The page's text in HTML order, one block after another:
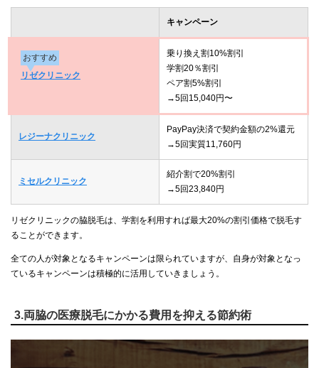
キャンペーン
おすすめ
リゼクリニック
乗り換え割10%割引
学割20％割引
ペア割5%割引
→5回15,040円〜
レジーナクリニック
PayPay決済で契約金額の2%還元
→5回実質11,760円
ミセルクリニック
紹介割で20%割引
→5回23,840円
リゼクリニックの脇脱毛は、学割を利用すれば最大20%の割引価格で脱毛す
ることができます。
全ての人が対象となるキャンペーンは限られていますが、自身が対象となっ
ているキャンペーンは積極的に活用していきましょう。
3.両脇の医療脱毛にかかる費用を抑える節約術